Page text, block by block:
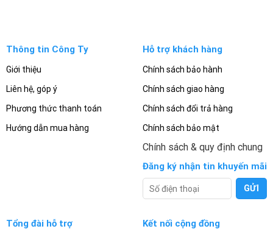
Thông tin Công Ty
Giới thiệu
Liên hệ, góp ý
Phương thức thanh toán
Hướng dẫn mua hàng
Hỗ trợ khách hàng
Chính sách bảo hành
Chính sách giao hàng
Chính sách đổi trả hàng
Chính sách bảo mật
Chính sách & quy định chung
Đăng ký nhận tin khuyến mãi
Tổng đài hỗ trợ Kết nối cộng đồng